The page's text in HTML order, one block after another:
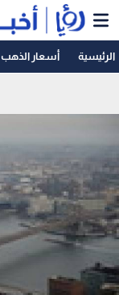
الرئيسية أسعار الذهب